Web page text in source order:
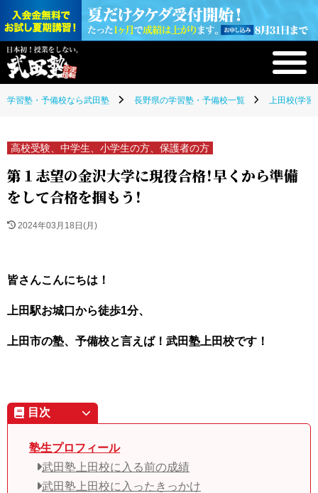
学習塾・予備校なら武田塾 長野県の学習塾・予備校一覧 上田校(学習
高校受験、中学生、小学生の方、保護者の方
第１志望の金沢大学に現役合格！早くから準備
をして合格を掴もう！
2024年03月18日(月)
皆さんこんにちは！
上田駅お城口から徒歩1分、
上田市の塾、予備校と言えば！武田塾上田校です！
目次
塾生プロフィール
武田塾上田校に入る前の成績
武田塾上田校に入ったきっかけ